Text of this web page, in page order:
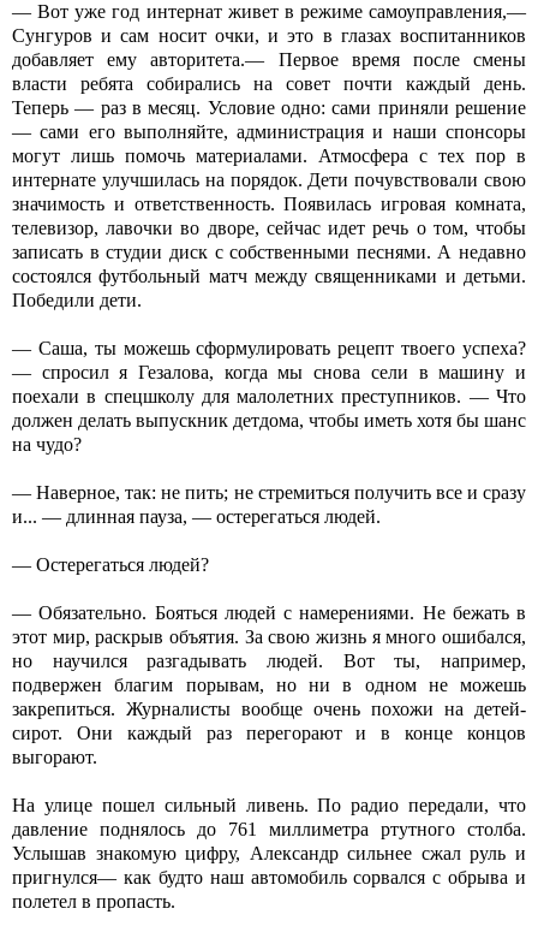
— Вот уже год интернат живет в режиме самоуправления,—
Сунгуров и сам носит очки, и это в глазах воспитанников
добавляет ему авторитета.— Первое время после смены
власти ребята собирались на совет почти каждый день.
Теперь — раз в месяц. Условие одно: сами приняли решение
— сами его выполняйте, администрация и наши спонсоры
могут лишь помочь материалами. Атмосфера с тех пор в
интернате улучшилась на порядок. Дети почувствовали свою
значимость и ответственность. Появилась игровая комната,
телевизор, лавочки во дворе, сейчас идет речь о том, чтобы
записать в студии диск с собственными песнями. А недавно
состоялся футбольный матч между священниками и детьми.
Победили дети.
— Саша, ты можешь сформулировать рецепт твоего успеха?
— спросил я Гезалова, когда мы снова сели в машину и
поехали в спецшколу для малолетних преступников. — Что
должен делать выпускник детдома, чтобы иметь хотя бы шанс
на чудо?
— Наверное, так: не пить; не стремиться получить все и сразу
и... — длинная пауза, — остерегаться людей.
— Остерегаться людей?
— Обязательно. Бояться людей с намерениями. Не бежать в
этот мир, раскрыв объятия. За свою жизнь я много ошибался,
но научился разгадывать людей. Вот ты, например,
подвержен благим порывам, но ни в одном не можешь
закрепиться. Журналисты вообще очень похожи на детей-
сирот. Они каждый раз перегорают и в конце концов
выгорают.
На улице пошел сильный ливень. По радио передали, что
давление поднялось до 761 миллиметра ртутного столба.
Услышав знакомую цифру, Александр сильнее сжал руль и
пригнулся— как будто наш автомобиль сорвался с обрыва и
полетел в пропасть.